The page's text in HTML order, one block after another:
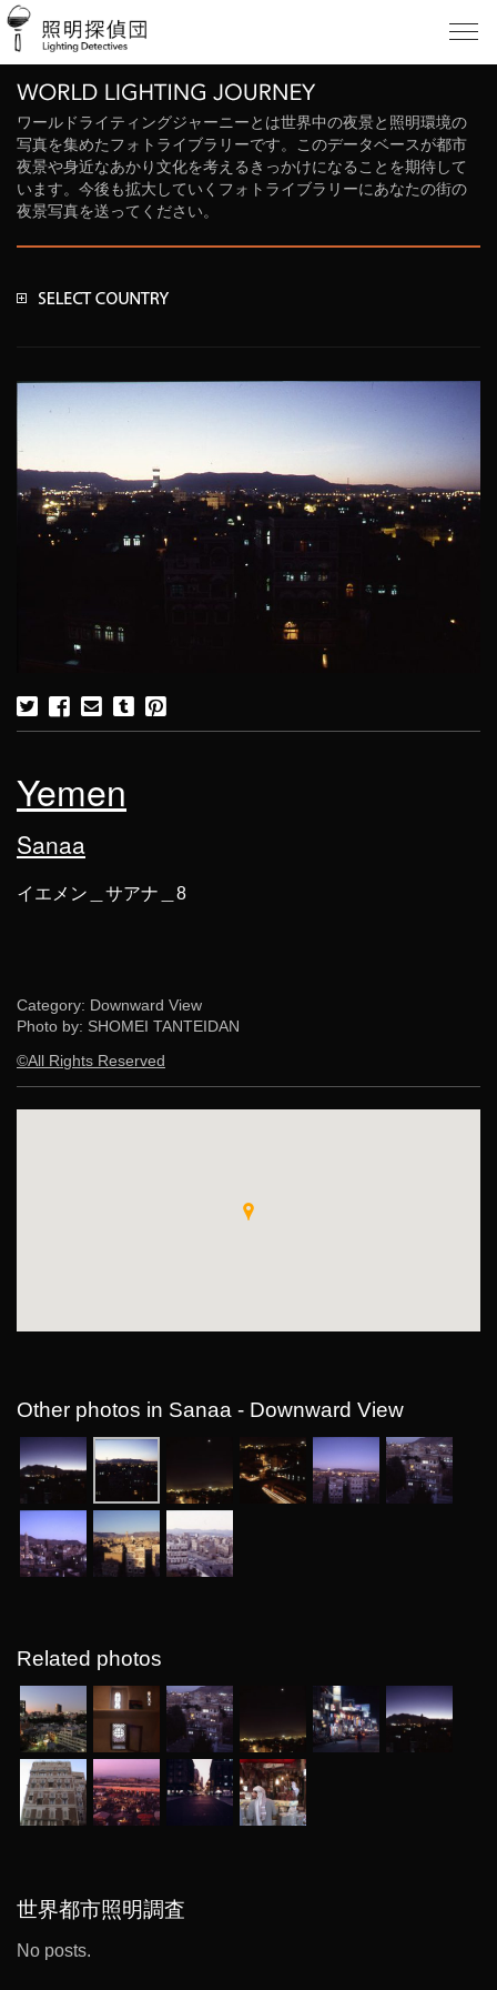
ワールドライティングジャーニーとは世界中の夜景と照明環境の
写真を集めたフォトライブラリーです。このデータベースが都市
夜景や身近なあかり文化を考えるきっかけになることを期待して
います。今後も拡大していくフォトライブラリーにあなたの街の
夜景写真を送ってください。
Yemen
Sanaa
イエメン＿サアナ＿8
Category: Downward View
Photo by: SHOMEI TANTEIDAN
©All Rights Reserved
Other photos in Sanaa - Downward View
Related photos
世界都市照明調査
No posts.